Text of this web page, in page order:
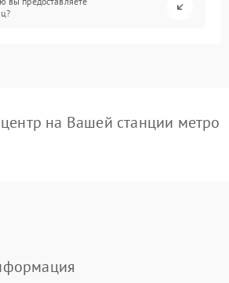
на Вашей станции метро